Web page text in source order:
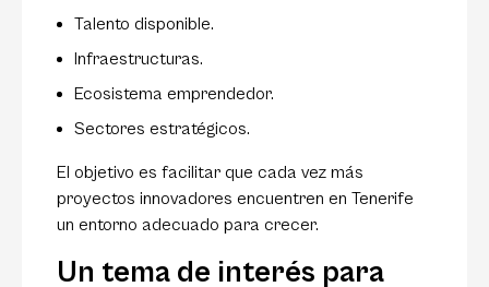
Talento disponible.
Infraestructuras.
Ecosistema emprendedor.
Sectores estratégicos.
El objetivo es facilitar que cada vez más
proyectos innovadores encuentren en Tenerife
un entorno adecuado para crecer.
Un tema de interés para